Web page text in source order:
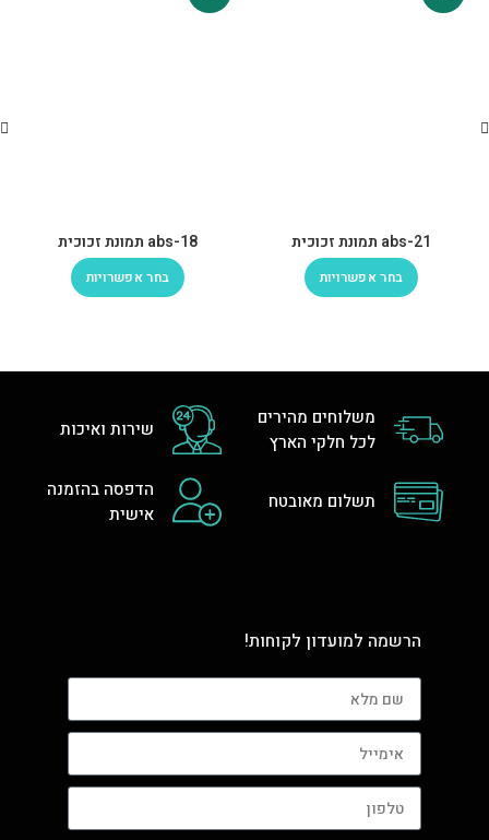
abs-21 תמונת זכוכית
בחר אפשרויות
abs-18 תמונת זכוכית
בחר אפשרויות
משלוחים מהירים
לכל חלקי הארץ
שירות ואיכות
תשלום מאובטח
הדפסה בהזמנה
אישית
הרשמה למועדון לקוחות!